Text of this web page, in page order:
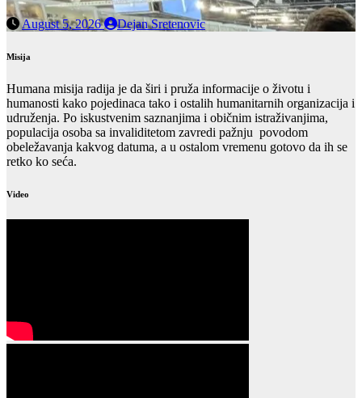
August 5, 2026 Dejan Sretenovic
Misija
Humana misija radija je da širi i pruža informacije o životu i
humanosti kako pojedinaca tako i ostalih humanitarnih organizacija i
udruženja. Po iskustvenim saznanjima i običnim istraživanjima,
populacija osoba sa invaliditetom zavredi pažnju povodom
obeležavanja kakvog datuma, a u ostalom vremenu gotovo da ih se
retko ko seća.
Video